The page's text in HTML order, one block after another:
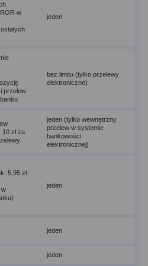
w
jeden
przelew
bez limitu (tylko przelewy
elektroniczne)
zł za
jeden (tylko wewnętrzny
przelew w systemie
bankowości
elektronicznej)
5,95 zł
w
jeden
jeden
jeden